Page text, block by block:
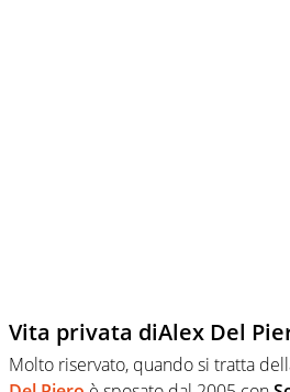
Vita privata diAlex Del
Molto riservato, quando si tratta